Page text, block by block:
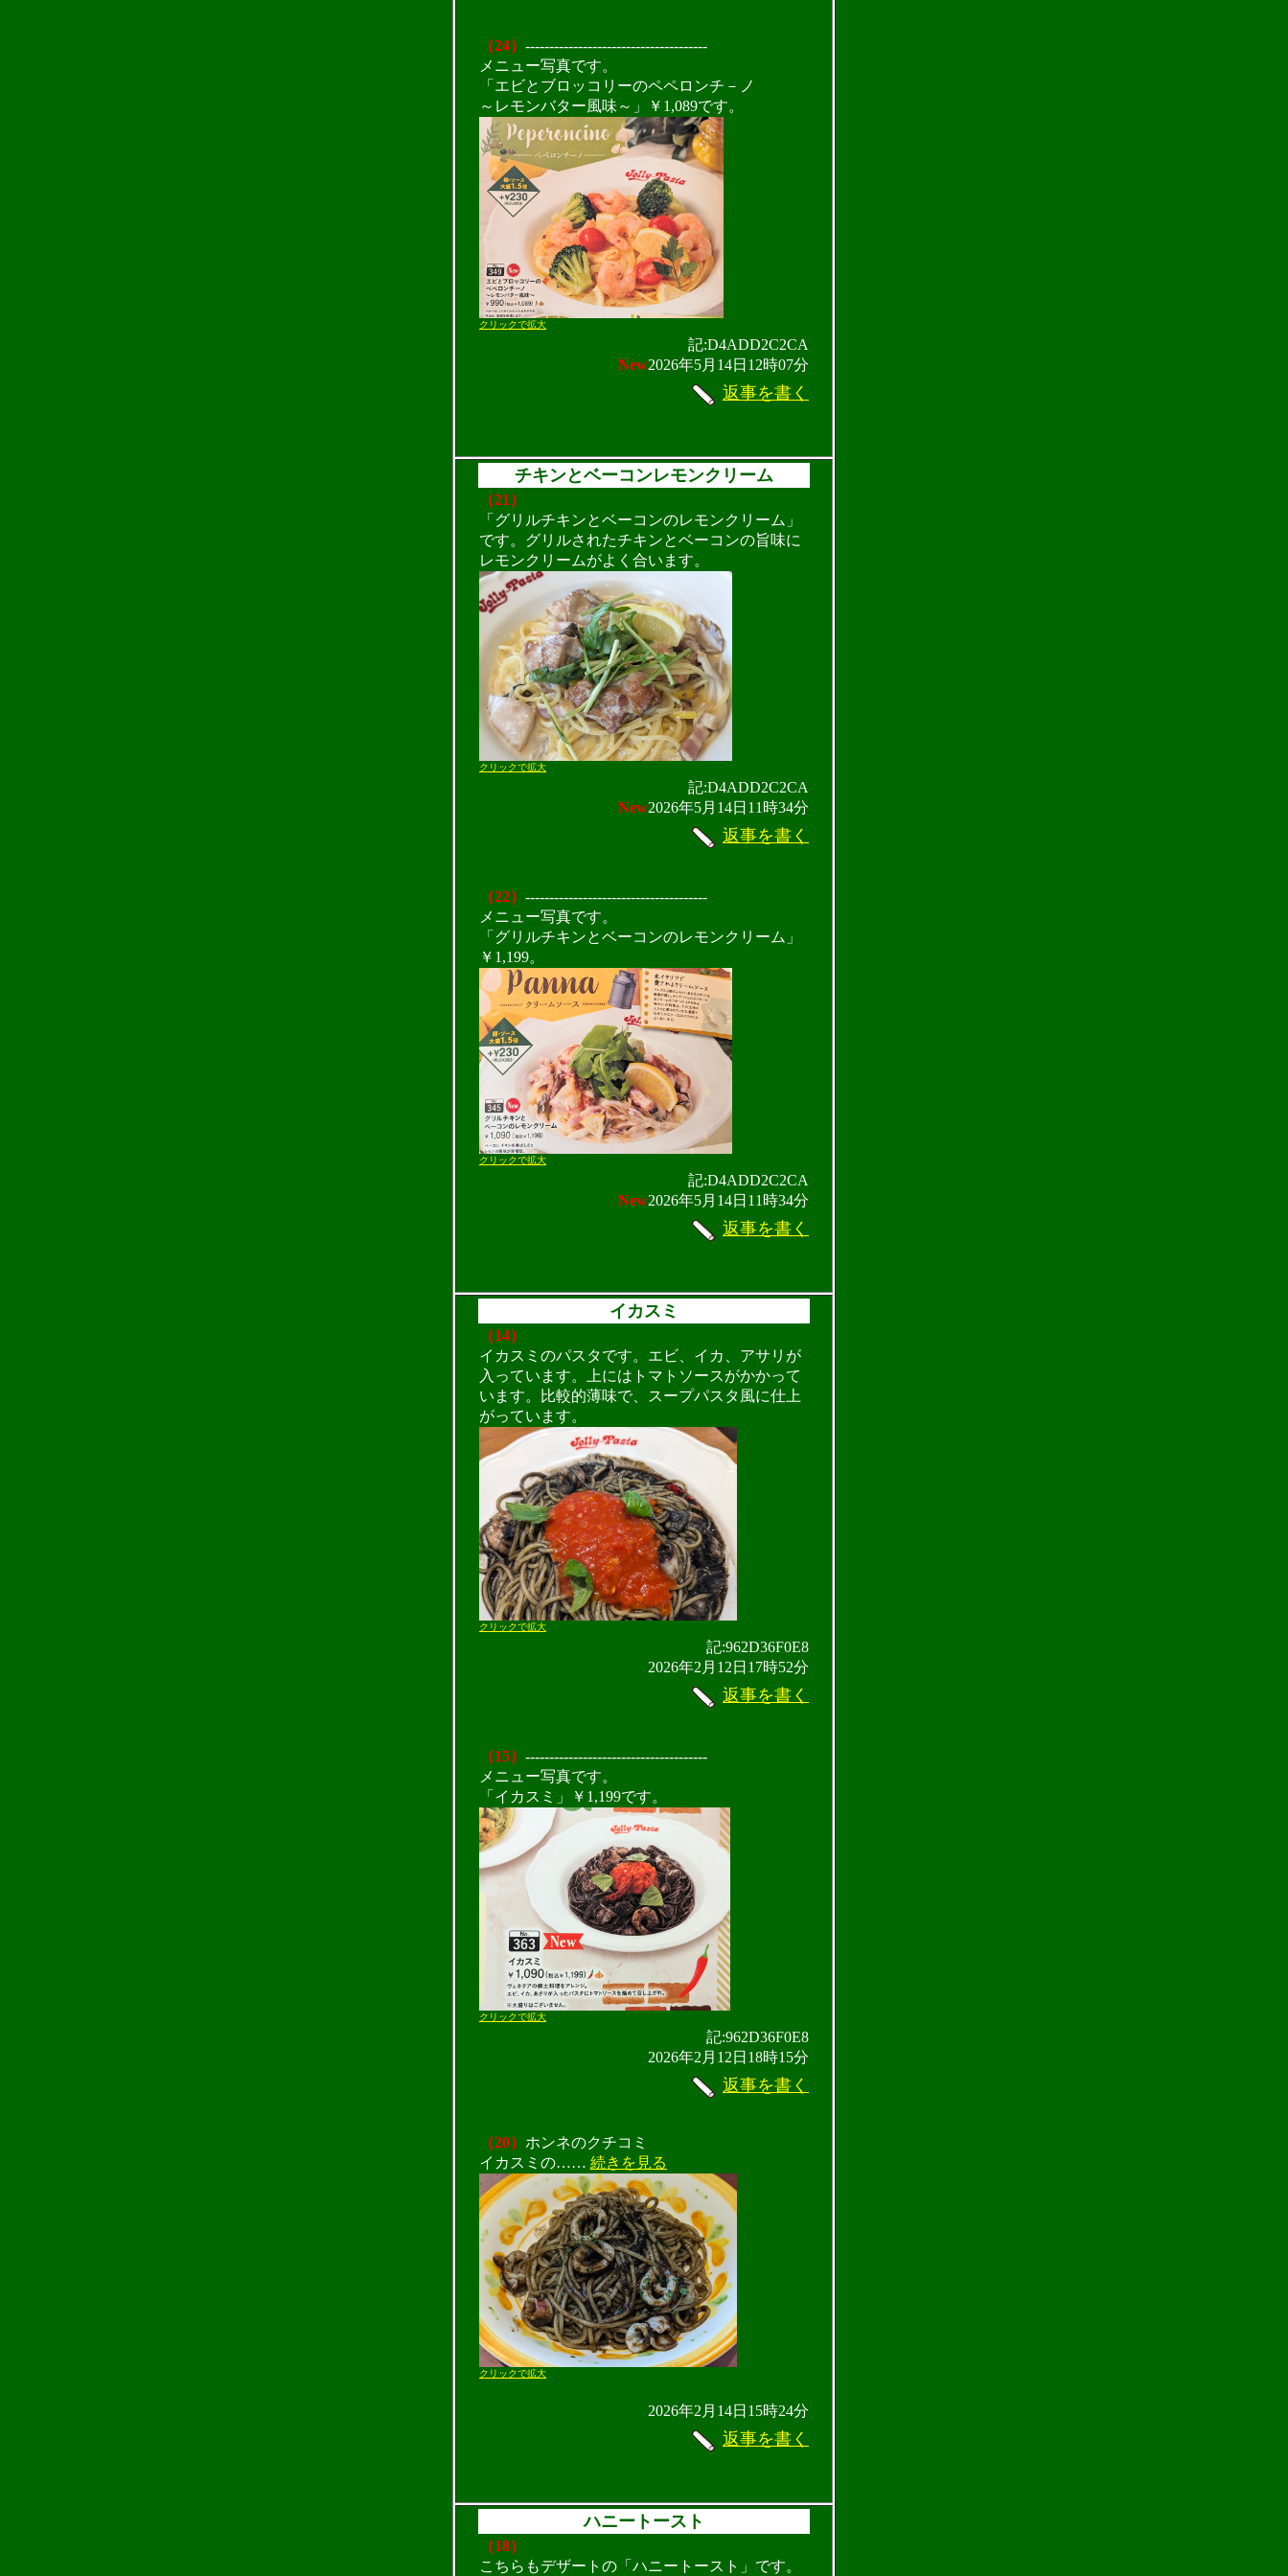
（24） --------------------------------------
メニュー写真です。
「エビとブロッコリーのペペロンチ－ノ
～レモンバター風味～」￥1,089です。
クリックで拡大
記:D4ADD2C2CA
New2026年5月14日12時07分
返事を書く
チキンとベーコンレモンクリーム
（21）
「グリルチキンとベーコンのレモンクリーム」
です。グリルされたチキンとベーコンの旨味に
レモンクリームがよく合います。
クリックで拡大
記:D4ADD2C2CA
New2026年5月14日11時34分
返事を書く
（22） --------------------------------------
メニュー写真です。
「グリルチキンとベーコンのレモンクリーム」
￥1,199。
クリックで拡大
記:D4ADD2C2CA
New2026年5月14日11時34分
返事を書く
イカスミ
（14）
イカスミのパスタです。エビ、イカ、アサリが
入っています。上にはトマトソースがかかって
います。比較的薄味で、スープパスタ風に仕上
がっています。
クリックで拡大
記:962D36F0E8
2026年2月12日17時52分
返事を書く
（15） --------------------------------------
メニュー写真です。
「イカスミ」￥1,199です。
クリックで拡大
記:962D36F0E8
2026年2月12日18時15分
返事を書く
（20） ホンネのクチコミ
イカスミの…… 続きを見る
クリックで拡大
2026年2月14日15時24分
返事を書く
ハニートースト
（18）
こちらもデザートの「ハニートースト」です。